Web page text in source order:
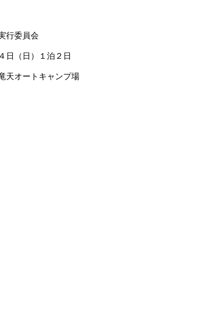
行委員会
日（日）１泊２日
天オートキャンプ場